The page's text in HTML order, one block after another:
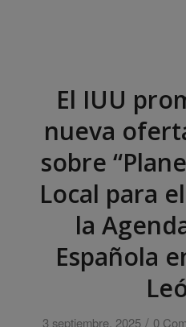
El IUU
nueva
sobre
Local para
la
Española
3 septiembre, 2025 / 0